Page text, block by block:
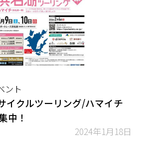
ント
イクルツーリング/ハマイチ
中！
2024年1月18日